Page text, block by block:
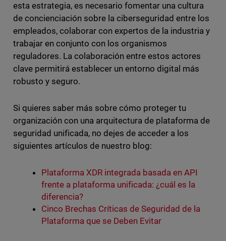
esta estrategia, es necesario fomentar una cultura
de concienciación sobre la ciberseguridad entre los
empleados, colaborar con expertos de la industria y
trabajar en conjunto con los organismos
reguladores. La colaboración entre estos actores
clave permitirá establecer un entorno digital más
robusto y seguro.
Si quieres saber más sobre cómo proteger tu
organización con una arquitectura de plataforma de
seguridad unificada, no dejes de acceder a los
siguientes artículos de nuestro blog:
Plataforma XDR integrada basada en API
frente a plataforma unificada: ¿cuál es la
diferencia?
Cinco Brechas Críticas de Seguridad de la
Plataforma que se Deben Evitar